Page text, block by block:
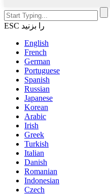
ESC را بزنید
English
French
German
Portuguese
Spanish
Russian
Japanese
Korean
Arabic
Irish
Greek
Turkish
Italian
Danish
Romanian
Indonesian
Czech